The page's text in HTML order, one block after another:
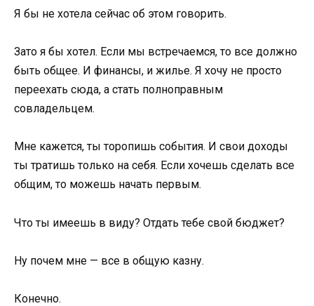
Я бы не хотела сейчас об этом говорить.
Зато я бы хотел. Если мы встречаемся, то все должно
быть общее. И финансы, и жилье. Я хочу не просто
переехать сюда, а стать полноправным
совладельцем.
Мне кажется, ты торопишь события. И свои доходы
ты тратишь только на себя. Если хочешь сделать все
общим, то можешь начать первым.
Что ты имеешь в виду? Отдать тебе свой бюджет?
Ну почем мне — все в общую казну.
Конечно.